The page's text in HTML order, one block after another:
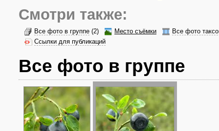
Смотри также:
Все фото в группе (2) Место съёмки
Все фото
Ссылки для публикаций
Все фото в группе